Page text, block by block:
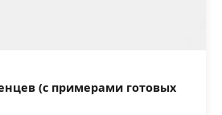
(с примерами готовых